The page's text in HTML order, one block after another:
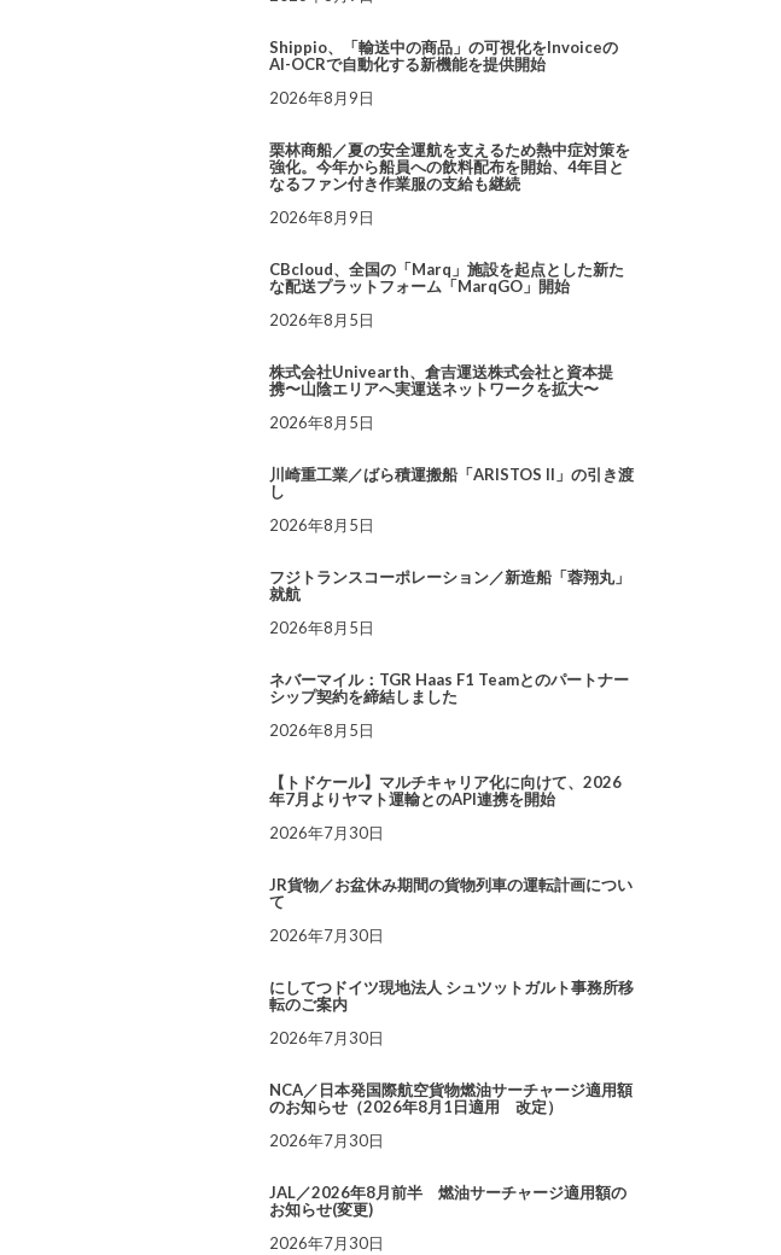
Shippio、「輸送中の商品」の可視化をInvoiceの
AI-OCRで自動化する新機能を提供開始
2026年8月9日
栗林商船／夏の安全運航を支えるため熱中症対策を
強化。今年から船員への飲料配布を開始、4年目と
なるファン付き作業服の支給も継続
2026年8月9日
CBcloud、全国の「Marq」施設を起点とした新た
な配送プラットフォーム「MarqGO」開始
2026年8月5日
株式会社Univearth、倉吉運送株式会社と資本提
携〜山陰エリアへ実運送ネットワークを拡大〜
2026年8月5日
川崎重工業／ばら積運搬船「ARISTOS II」の引き渡
し
2026年8月5日
フジトランスコーポレーション／新造船「蓉翔丸」
就航
2026年8月5日
ネバーマイル：TGR Haas F1 Teamとのパートナー
シップ契約を締結しました
2026年8月5日
【トドケール】マルチキャリア化に向けて、2026
年7月よりヤマト運輸とのAPI連携を開始
2026年7月30日
JR貨物／お盆休み期間の貨物列車の運転計画につい
て
2026年7月30日
にしてつドイツ現地法人 シュツットガルト事務所移
転のご案内
2026年7月30日
NCA／日本発国際航空貨物燃油サーチャージ適用額
のお知らせ（2026年8月1日適用 改定）
2026年7月30日
JAL／2026年8月前半 燃油サーチャージ適用額の
お知らせ(変更)
2026年7月30日